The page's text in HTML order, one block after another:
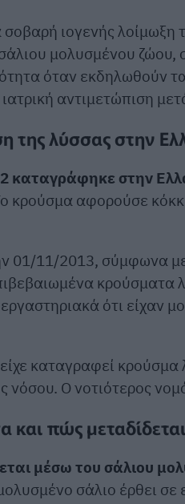
σοβαρή ιογενής
μολυσμένου
όταν εκδηλωθούν
αντιμετώπιση
της λύσσας στην
καταγράφηκε στην
κρούσμα αφορούσε
01/11/2013, σύμφωνα με
ότι είχαν
είχε καταγραφεί
νόσου. Ο νοτιότερος
και πώς μεταδίδεται
μέσω του σάλιου
σάλιο έρθει